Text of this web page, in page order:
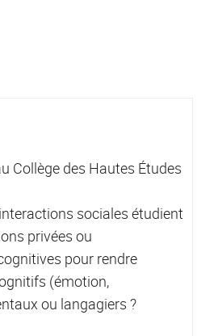
Collège des Hautes Études
sociales étudient
privées ou
pour rendre
(émotion,
ou langagiers ?